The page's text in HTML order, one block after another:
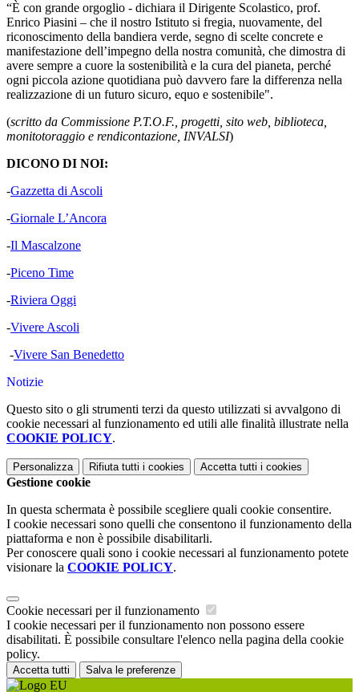
“È con grande orgoglio - dichiara il Dirigente Scolastico, prof.
Enrico Piasini – che il nostro Istituto si fregia, nuovamente, del
riconoscimento della bandiera verde, segno di scelte concrete e
manifestazione dell’impegno della nostra comunità, che dimostra di
avere sempre a cuore la sostenibilità e la cura del pianeta, perché
ogni piccola azione quotidiana può davvero fare la differenza nella
realizzazione di un futuro sicuro, equo e sostenibile".
(scritto da Commissione P.T.O.F., progetti, sito web, biblioteca,
monitotoraggio e rendicontazione, INVALSI)
DICONO DI NOI:
-Gazzetta di Ascoli
-Giornale L’Ancora
-Il Mascalzone
-Piceno Time
-Riviera Oggi
-Vivere Ascoli
-Vivere San Benedetto
Notizie
Questo sito o gli strumenti terzi da questo utilizzati si avvalgono di
cookie necessari al funzionamento ed utili alle finalità illustrate nella
COOKIE POLICY.
Personalizza Rifiuta tutti i cookies Accetta tutti i cookies
Gestione cookie
In questa schermata è possibile scegliere quali cookie consentire.
I cookie necessari sono quelli che consentono il funzionamento della
piattaforma e non è possibile disabilitarli.
Per conoscere quali sono i cookie necessari al funzionamento potete
visionare la COOKIE POLICY.
Cookie necessari per il funzionamento
I cookie necessari per il funzionamento non possono essere
disabilitati. È possibile consultare l'elenco nella pagina della cookie
policy.
Accetta tutti Salva le preferenze